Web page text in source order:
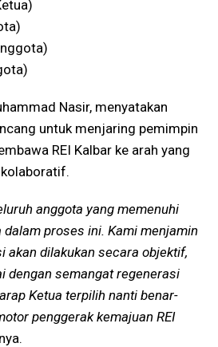
Nasir, menyatakan
untuk menjaring pemimpin
REI Kalbar ke arah yang
anggota yang memenuhi
proses ini. Kami menjamin
akan dilakukan secara objektif,
dengan semangat regenerasi
Ketua terpilih nanti benar-
penggerak kemajuan REI